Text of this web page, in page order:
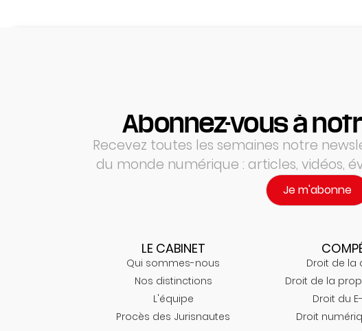
Abonnez-vous à
Recevez toutes les semaines notre
du monde numérique : articles, vidéos,
Je m'abonne
LE CABINET
Qui sommes-nous
Nos distinctions
L'équipe
Procès des Jurisnautes
Droit de la
Droit de la
Droit du
Droit